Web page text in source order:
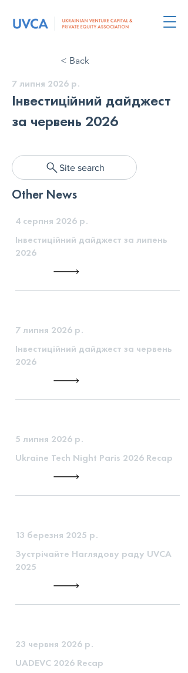
< Back
7 липня 2026 р.
Інвестиційний дайджест
за червень 2026
Site search
Other News
4 серпня 2026 р.
Інвестиційний дайджест за липень
2026
7 липня 2026 р.
Інвестиційний дайджест за червень
2026
5 липня 2026 р.
Ukraine Tech Night Paris 2026 Recap
13 березня 2025 р.
Зустрічайте Наглядову раду UVCA
2025
23 червня 2026 р.
UADEVC 2026 Recap